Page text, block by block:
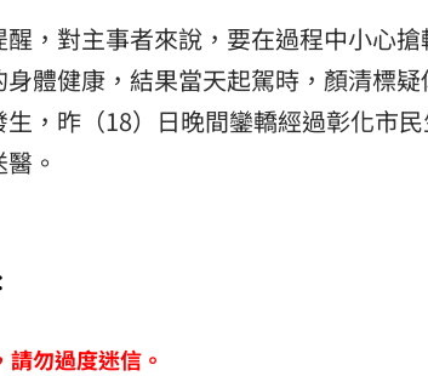
，對主事者來說，要在過程中小心
體健康，結果當天起駕時，顏清標
，昨（18）日晚間鑾轎經過彰化市
。
勿過度迷信。